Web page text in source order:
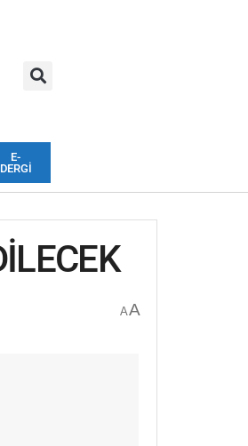
E-
DERGİ
AA